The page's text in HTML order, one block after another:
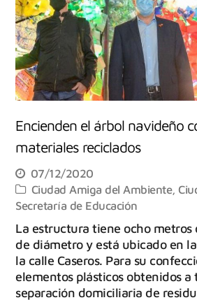
Encienden el árbol navideño
materiales reciclados
07/12/2020
Ciudad Amiga del Ambiente,
Secretaría de Educación
La estructura tiene ocho metros
de diámetro y está ubicado en
la calle Caseros. Para su
elementos plásticos obtenidos a
separación domiciliaria de